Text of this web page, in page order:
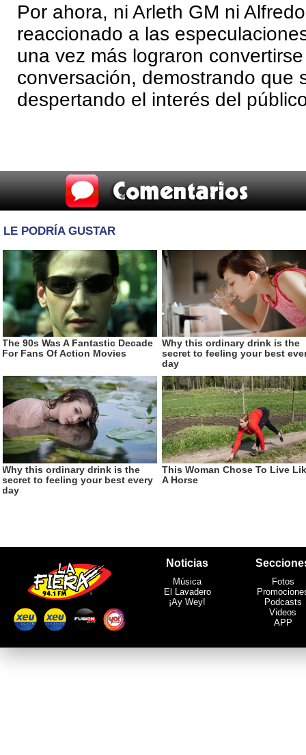
Por ahora, ni Arleth GM ni
reaccionado a las
una vez más lograron
conversación, demostrando que
despertando el interés del
Noticias
Música
El Lavadero
¡Ay Wey!
Fotos
Podcasts
Videos
APP